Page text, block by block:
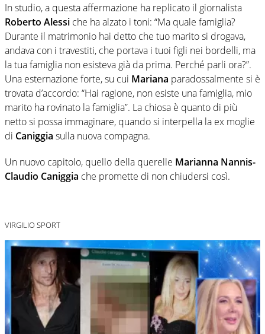
In studio, a questa affermazione ha replicato il giornalista
Roberto Alessi che ha alzato i toni: “Ma quale famiglia?
Durante il matrimonio hai detto che tuo marito si drogava,
andava con i travestiti, che portava i tuoi figli nei bordelli, ma
la tua famiglia non esisteva già da prima. Perché parli ora?”.
Una esternazione forte, su cui Mariana paradossalmente si è
trovata d’accordo: “Hai ragione, non esiste una famiglia, mio
marito ha rovinato la famiglia”. La chiosa è quanto di più
netto si possa immaginare, quando si interpella la ex moglie
di Caniggia sulla nuova compagna.
Un nuovo capitolo, quello della querelle Marianna Nannis-
Claudio Caniggia che promette di non chiudersi così.
VIRGILIO SPORT